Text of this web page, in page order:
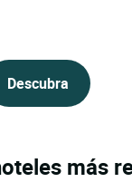
Descubra
más